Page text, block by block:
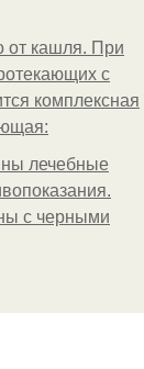
от кашля. При
с
комплексная
лечебные
с черными